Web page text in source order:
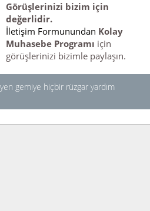
Görüşlerinizi bizim için
değerlidir.
İletişim Formunundan Kolay
Muhasebe Programı için
görüşlerinizi bizimle paylaşın.
gemiye hiçbir rüzgar yardım